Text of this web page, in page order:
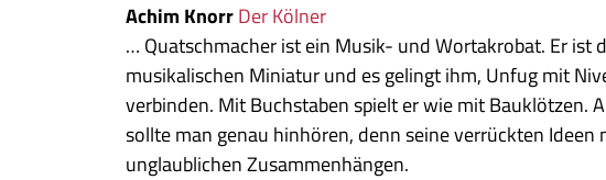
Achim KnorrDer Kölner
… Quatschmacher ist ein Musik- und Wortakrobat. Er ist
musikalischen Miniatur und es gelingt ihm, Unfug mit
verbinden. Mit Buchstaben spielt er wie mit Bauklötzen.
sollte man genau hinhören, denn seine verrückten Ideen
unglaublichen Zusammenhängen.